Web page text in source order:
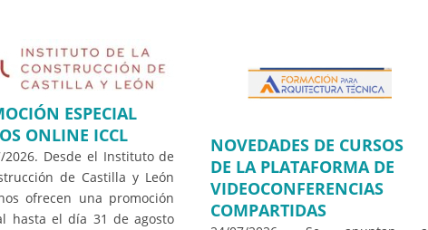
ESPECIAL
ONLINE ICCL
2026. Desde el Instituto de
de Castilla y León
ofrecen una promoción
hasta el día 31 de agosto
NOVEDADES DE CURSOS
DE LA PLATAFORMA DE
VIDEOCONFERENCIAS
COMPARTIDAS